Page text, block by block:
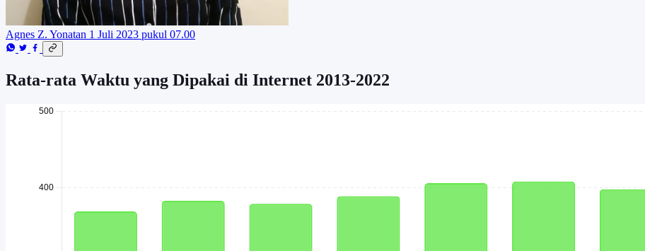
Agnes Z. Yonatan 1 Juli 2023 pukul 07.00
Rata-rata Waktu yang Dipakai di Internet 2013-2022